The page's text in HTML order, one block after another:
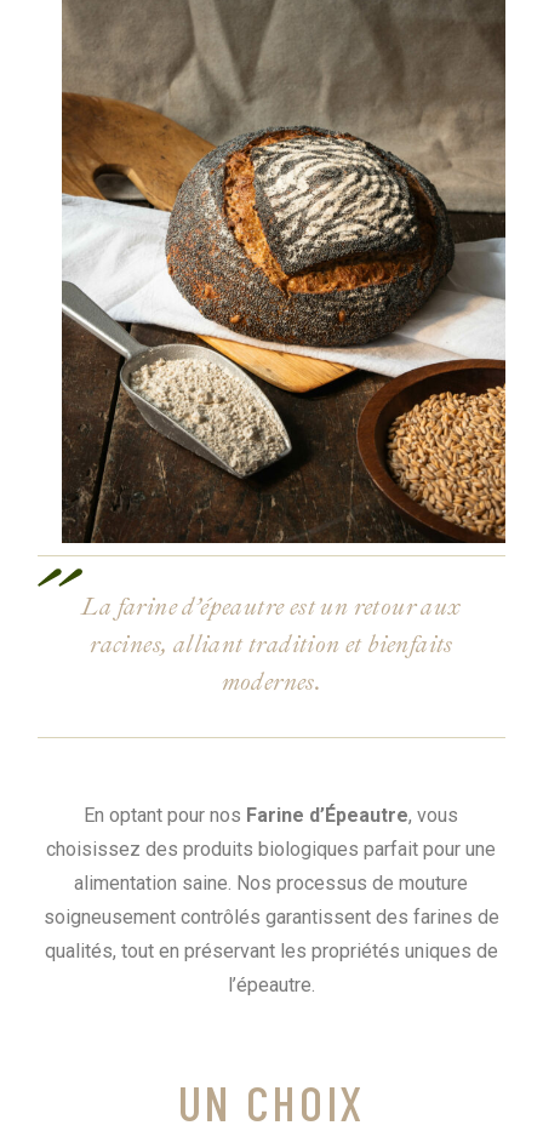
La farine d’épeautre est un retour aux
racines, alliant tradition et bienfaits
modernes.
En optant pour nos Farine d’Épeautre, vous
choisissez des produits biologiques parfait pour une
alimentation saine. Nos processus de mouture
soigneusement contrôlés garantissent des farines de
qualités, tout en préservant les propriétés uniques de
l’épeautre.
UN CHOIX